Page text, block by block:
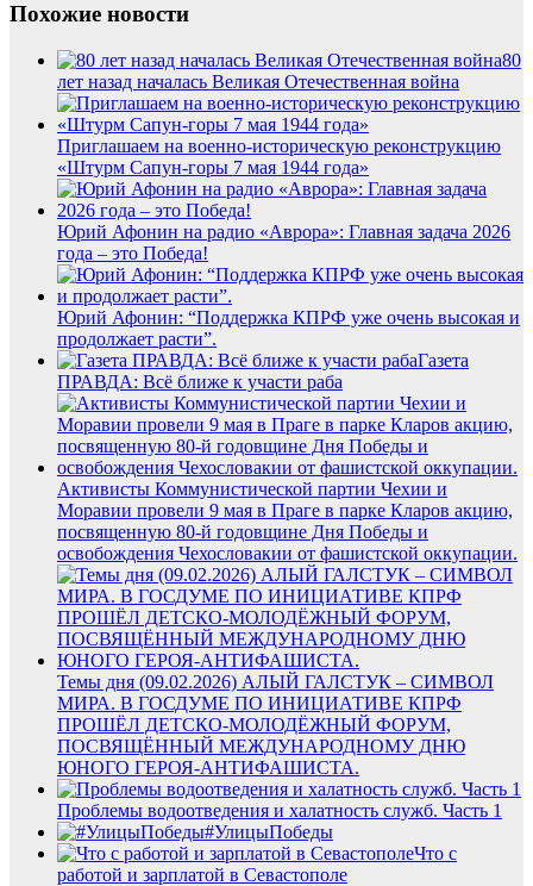
Похожие новости
80
лет назад началась Великая Отечественная война
Приглашаем на военно-историческую реконструкцию
«Штурм Сапун-горы 7 мая 1944 года»
Юрий Афонин на радио «Аврора»: Главная задача 2026
года – это Победа!
Юрий Афонин: “Поддержка КПРФ уже очень высокая и
продолжает расти”.
Газета
ПРАВДА: Всё ближе к участи раба
Активисты Коммунистической партии Чехии и
Моравии провели 9 мая в Праге в парке Кларов акцию,
посвященную 80-й годовщине Дня Победы и
освобождения Чехословакии от фашистской оккупации.
Темы дня (09.02.2026) АЛЫЙ ГАЛСТУК – СИМВОЛ
МИРА. В ГОСДУМЕ ПО ИНИЦИАТИВЕ КПРФ
ПРОШЁЛ ДЕТСКО-МОЛОДЁЖНЫЙ ФОРУМ,
ПОСВЯЩЁННЫЙ МЕЖДУНАРОДНОМУ ДНЮ
ЮНОГО ГЕРОЯ-АНТИФАШИСТА.
Проблемы водоотведения и халатность служб. Часть 1
#УлицыПобеды
Что с
работой и зарплатой в Севастополе